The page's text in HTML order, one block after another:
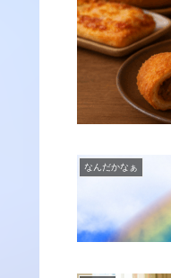
なんだかなぁ